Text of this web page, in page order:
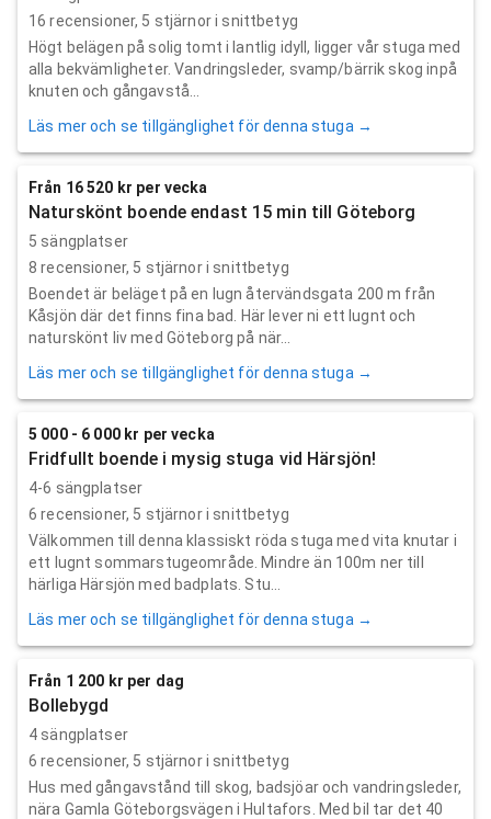
16 recensioner, 5 stjärnor i snittbetyg
Högt belägen på solig tomt i lantlig idyll, ligger vår stuga med
alla bekvämligheter. Vandringsleder, svamp/bärrik skog inpå
knuten och gångavstå...
Läs mer och se tillgänglighet för denna stuga →
Från 16 520 kr per vecka
Naturskönt boende endast 15 min till Göteborg
5 sängplatser
8 recensioner, 5 stjärnor i snittbetyg
Boendet är beläget på en lugn återvändsgata 200 m från
Kåsjön där det finns fina bad. Här lever ni ett lugnt och
naturskönt liv med Göteborg på när...
Läs mer och se tillgänglighet för denna stuga →
5 000 - 6 000 kr per vecka
Fridfullt boende i mysig stuga vid Härsjön!
4-6 sängplatser
6 recensioner, 5 stjärnor i snittbetyg
Välkommen till denna klassiskt röda stuga med vita knutar i
ett lugnt sommarstugeområde. Mindre än 100m ner till
härliga Härsjön med badplats. Stu...
Läs mer och se tillgänglighet för denna stuga →
Från 1 200 kr per dag
Bollebygd
4 sängplatser
6 recensioner, 5 stjärnor i snittbetyg
Hus med gångavstånd till skog, badsjöar och vandringsleder,
nära Gamla Göteborgsvägen i Hultafors. Med bil tar det 40